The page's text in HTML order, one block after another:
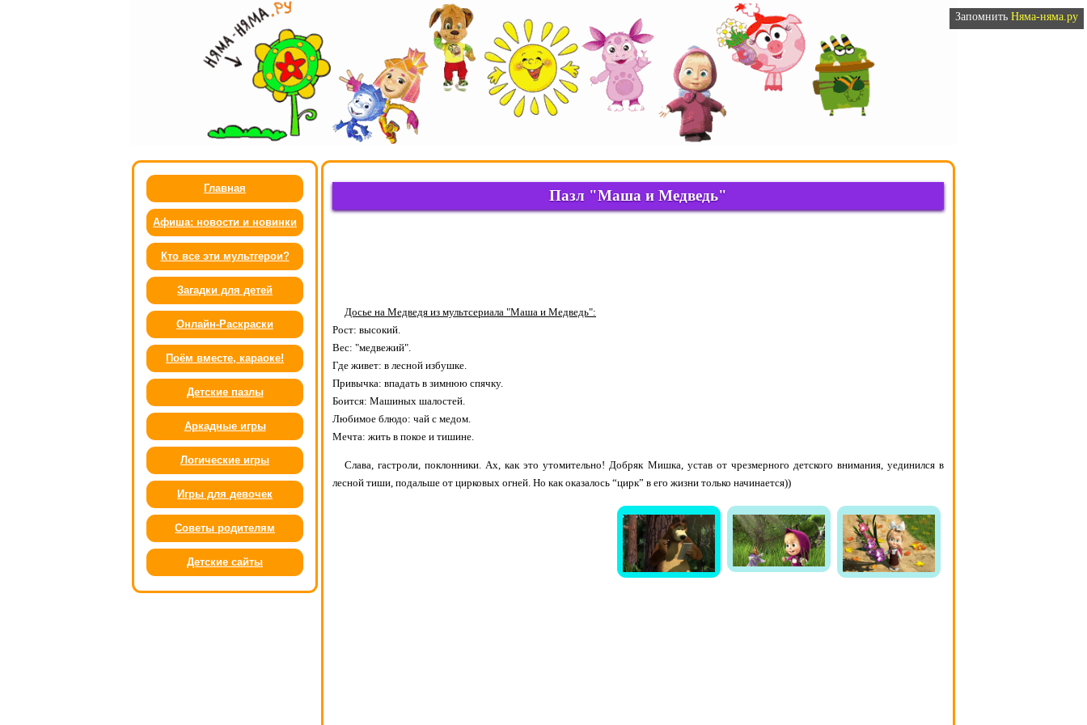
Запомнить Няма-няма.ру
Главная
Афиша: новости и новинки
Кто все эти мультгерои?
Загадки для детей
Онлайн-Раскраски
Поём вместе, караоке!
Детские пазлы
Аркадные игры
Логические игры
Игры для девочек
Советы родителям
Детские сайты
Пазл "Маша и Медведь"
Досье на Медведя из мультсериала "Маша и Медведь":
Рост: высокий.
Вес: "медвежий".
Где живет: в лесной избушке.
Привычка: впадать в зимнюю спячку.
Боится: Машиных шалостей.
Любимое блюдо: чай с медом.
Мечта: жить в покое и тишине.
Слава, гастроли, поклонники. Ах, как это утомительно! Добряк Мишка, устав от чрезмерного детского внимания, уединился в
лесной тиши, подальше от цирковых огней. Но как оказалось “цирк” в его жизни только начинается))